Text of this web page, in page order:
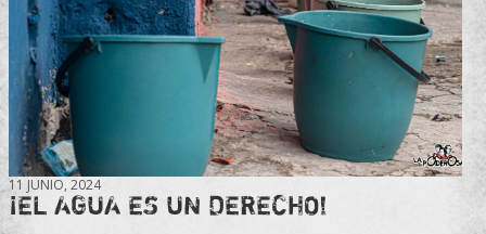
11 JUNIO, 2024
¡EL AGUA ES UN DERECHO!